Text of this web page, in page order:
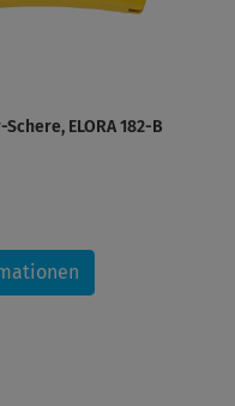
ELORA 182-B